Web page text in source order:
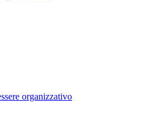
organizzativo